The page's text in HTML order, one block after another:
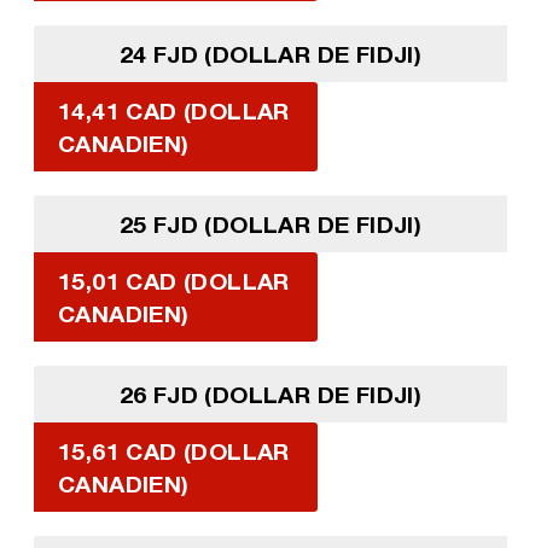
24 FJD (DOLLAR DE FIDJI)
14,41 CAD (DOLLAR
CANADIEN)
25 FJD (DOLLAR DE FIDJI)
15,01 CAD (DOLLAR
CANADIEN)
26 FJD (DOLLAR DE FIDJI)
15,61 CAD (DOLLAR
CANADIEN)